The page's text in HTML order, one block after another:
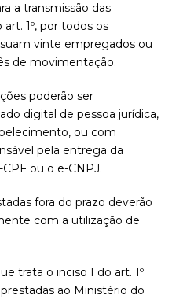
a transmissão das
1º, por todos os
vinte empregados ou
de movimentação.
poderão ser
digital de pessoa jurídica,
ou com
pela entrega da
ou o e-CNPJ.
fora do prazo deverão
com a utilização de
trata o inciso I do art. 1º
ao Ministério do